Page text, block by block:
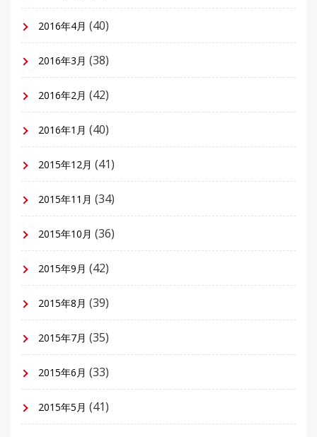
2016年4月 (40)
2016年3月 (38)
2016年2月 (42)
2016年1月 (40)
2015年12月 (41)
2015年11月 (34)
2015年10月 (36)
2015年9月 (42)
2015年8月 (39)
2015年7月 (35)
2015年6月 (33)
2015年5月 (41)